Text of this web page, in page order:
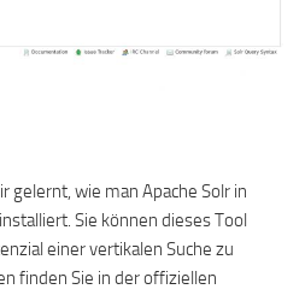
gelernt, wie man Apache Solr in
Sie können dieses Tool
einer vertikalen Suche zu
finden Sie in der offiziellen